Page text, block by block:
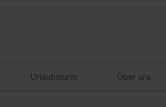
Urlaubsturm Über uns